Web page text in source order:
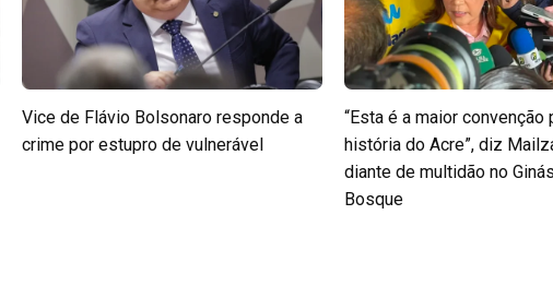
Vice de Flávio Bolsonaro responde a
crime por estupro de vulnerável
“Esta é a maior convenção
história do Acre”, diz
diante de multidão no
Bosque